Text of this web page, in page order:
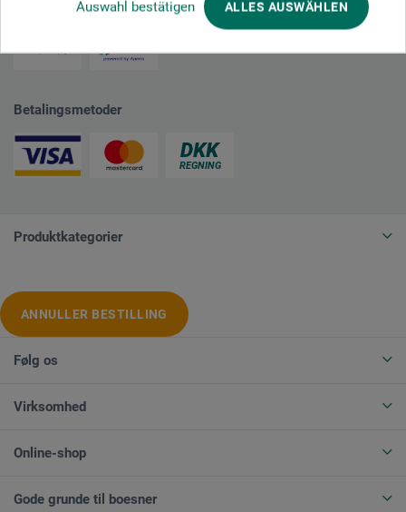
Auswahl bestätigen ALLES AUSWÄHLEN
Betalingsmetoder
Produktkategorier
ANNULLER BESTILLING
Følg os
Virksomhed
Online-shop
Gode grunde til boesner